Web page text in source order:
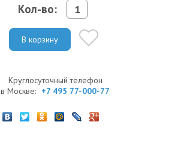
Кол-во:
В корзину
Круглосуточный телефон
в Москве: +7 495 77-000-77